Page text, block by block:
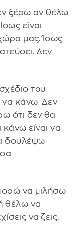
ξέρω αν θέλω
είναι
μας. Ίσως
Δεν
του
να κάνω. Δεν
ότι δεν θα
είναι να
δουλέψω
να μιλήσω
θέλω να
να ζεις.